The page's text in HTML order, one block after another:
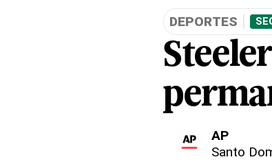
DEPORTES
AP
Santo